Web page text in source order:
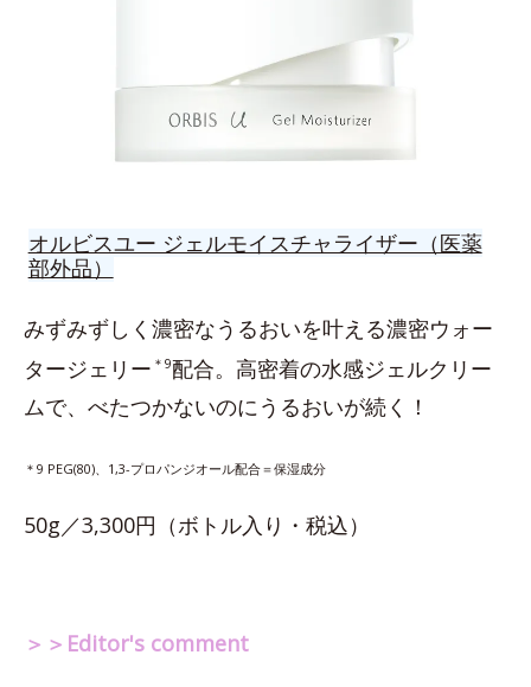
オルビスユー ジェルモイスチャライザー（医薬
部外品）
みずみずしく濃密なうるおいを叶える濃密ウォー
タージェリー ＊9配合。高密着の水感ジェルクリー
ムで、べたつかないのにうるおいが続く！
＊9 PEG(80)、1,3-プロパンジオール配合＝保湿成分
50g／3,300円（ボトル入り・税込）
＞＞Editor's comment